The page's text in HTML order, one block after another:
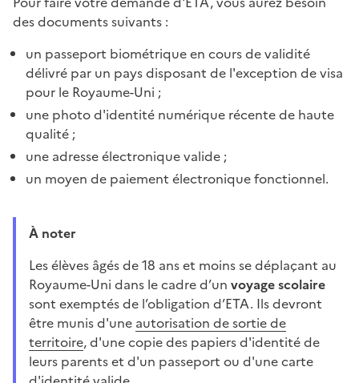
des documents suivants :
un passeport biométrique en cours de validité
délivré par un pays disposant de l'exception de visa
pour le Royaume-Uni ;
une photo d'identité numérique récente de haute
qualité ;
une adresse électronique valide ;
un moyen de paiement électronique fonctionnel.
À noter
Les élèves âgés de 18 ans et moins se déplaçant au
Royaume-Uni dans le cadre d’un voyage scolaire
sont exemptés de l’obligation d’ETA. Ils devront
être munis d'une autorisation de sortie de
territoire, d'une copie des papiers d'identité de
leurs parents et d'un passeport ou d'une carte